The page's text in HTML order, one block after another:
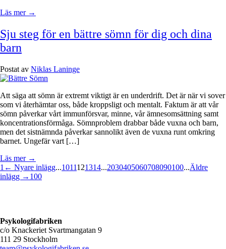
Läs mer →
Sju steg för en bättre sömn för dig och dina
barn
Postat av Niklas Laninge
Att säga att sömn är extremt viktigt är en underdrift. Det är när vi sover
som vi återhämtar oss, både kroppsligt och mentalt. Faktum är att vår
sömn påverkar vårt immunförsvar, minne, vår ämnesomsättning samt
koncentrationsförmåga. Sömnproblem drabbar både vuxna och barn,
men det sistnämnda påverkar sannolikt även de vuxna runt omkring
barnet. Ungefär vart […]
Läs mer →
1 ← Nyare inlägg...1011121314...2030405060708090100...Äldre
inlägg → 100
Psykologifabriken
c/o Knackeriet Svartmangatan 9
111 29 Stockholm